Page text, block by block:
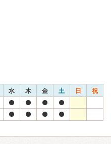
水 木 金 土 日 祝